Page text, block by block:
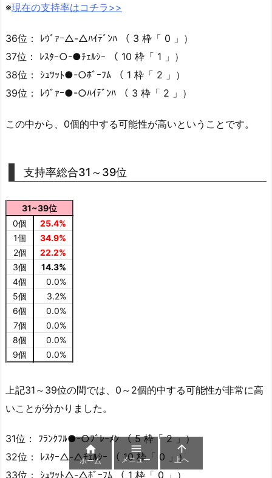
※現在の支持率はコチラ>>
36位： ﾚｳﾞｧｰ△-△ﾊｲﾃﾞﾝﾊ （ 3 枠「 0 」）
37位： ﾚｽﾀｰ○-●ﾁｪﾙｼｰ （ 10 枠「 1 」）
38位： ｼｭﾂｯﾄ●-○ﾎﾞｰﾌﾑ （ 1 枠「 2 」）
39位： ﾚｳﾞｧｰ●-○ﾊｲﾃﾞﾝﾊ （ 3 枠「 2 」）
この中から、0個的中する可能性が高いということです。
支持率総合31～39位
31~39位
0個
25.4%
1個
34.9%
2個
22.2%
3個
14.3%
4個
0.0%
5個
3.2%
6個
0.0%
7個
0.0%
8個
0.0%
9個
0.0%
上記31～39位の間では、0～2個的中する可能性が非常に高
いことが分かりました。
31位： ﾌﾗﾝｸﾌﾙ●-○ﾌﾞﾚｰﾒﾝ （ 5 枠「 2 」）
32位： ﾚｽﾀｰ△-△ﾁｪﾙｼｰ （ 10 枠「 0 」）
33位： ｼｭﾂｯﾄ△-△ﾎﾞｰﾌﾑ （ 1 枠「 0 」）

ホーム

メニュー

上へ